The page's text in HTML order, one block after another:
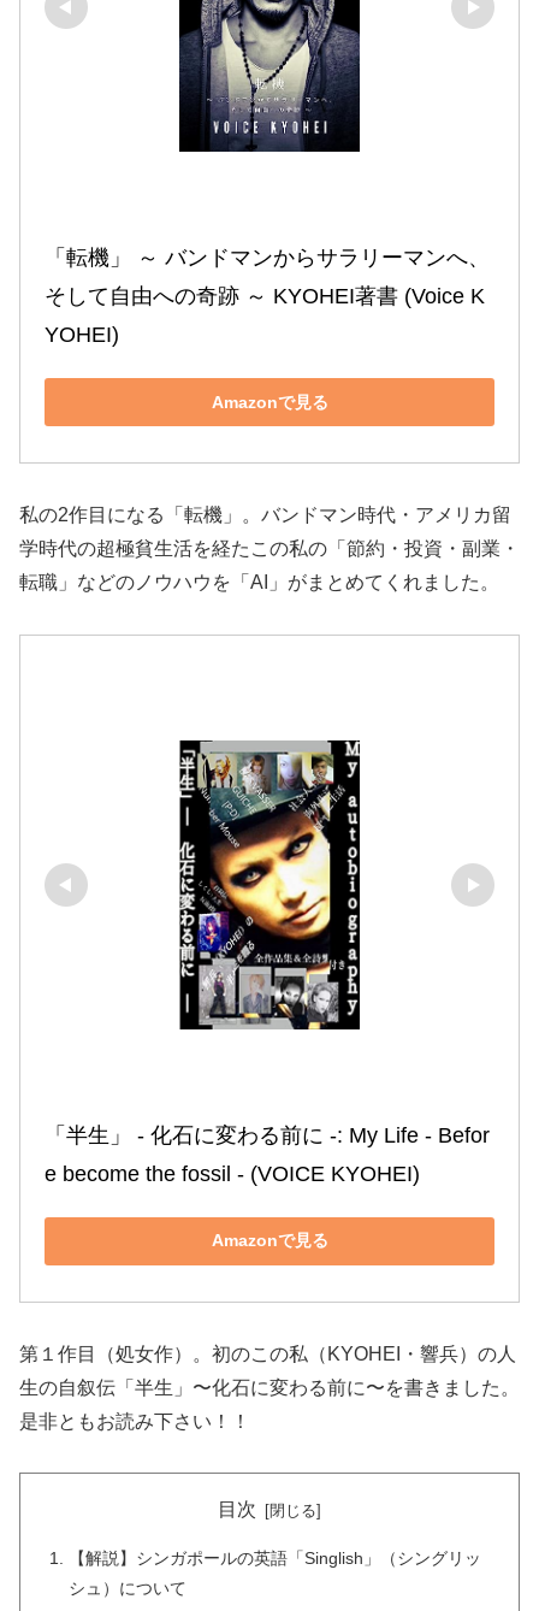
「転機」 ～ バンドマンからサラリーマンへ、
そして自由への奇跡 ～ KYOHEI著書 (Voice K
YOHEI)
Amazonで見る
私の2作目になる「転機」。バンドマン時代・アメリカ留
学時代の超極貧生活を経たこの私の「節約・投資・副業・
転職」などのノウハウを「AI」がまとめてくれました。
「半生」 ‐ 化石に変わる前に ‐: My Life ‐ Befor
e become the fossil ‐ (VOICE KYOHEI)
Amazonで見る
第１作目（処女作）。初のこの私（KYOHEI・響兵）の人
生の自叙伝「半生」〜化石に変わる前に〜を書きました。
是非ともお読み下さい！！
目次
【解説】シンガポールの英語「Singlish」（シングリッ
シュ）について